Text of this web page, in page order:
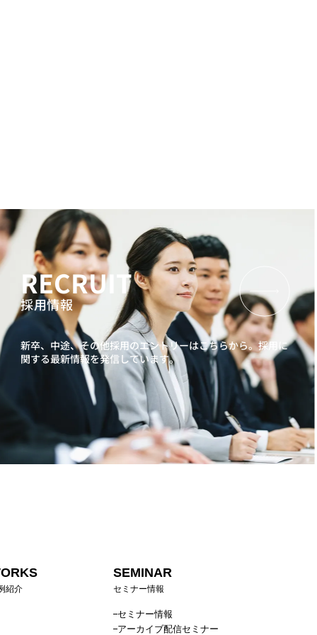
RECRUIT
採用情報
新卒、中途、その他採用のエントリーはこちらから。採用に
関する最新情報を発信しています。
紹介
SEMINAR
セミナー情報
セミナー情報
アーカイブ配信セミナー